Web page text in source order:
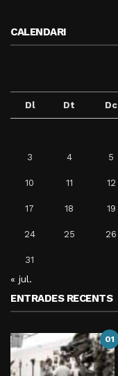
CALENDARI
Dl Dt Dc
3 4 5
10 11 12
17 18 19
24 25 26
31
« jul.
ENTRADES RECENTS
01